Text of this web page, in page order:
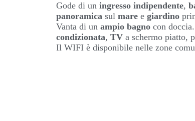
Gode di un ingresso indipendente,
panoramica sul mare e giardino
Vanta di un ampio bagno con
condizionata, TV a schermo piatto,
Il WIFI è disponibile nelle zone